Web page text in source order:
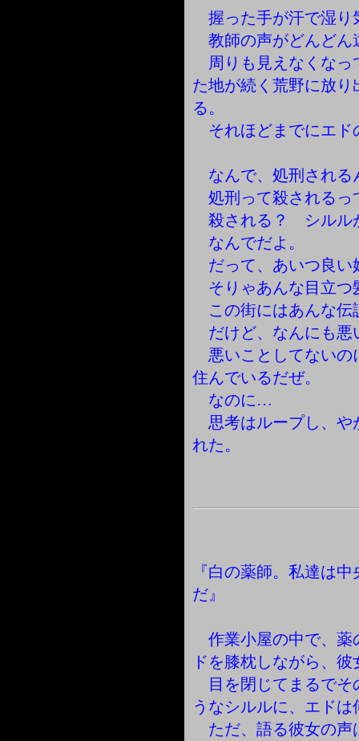
握った手が汗で湿り
教師の声がどんどん
周りも見えなくなっ
た地が続く荒野に放
る。
それほどまでにエド
なんで、処刑される
処刑って殺されるっ
殺される？ シルル
なんでだよ。
だって、あいつ良い
そりゃあんな目立つ
この街にはあんな伝
だけど、なんにも悪
悪いことしてないの
住んでいるだぜ。
なのに…
思考はループし、や
れた。
『白の薬師。私達は
だ』
作業小屋の中で、薬
ドを膝枕しながら、
目を閉じてまるでそ
うなシルルに、エド
ただ、語る彼女の声